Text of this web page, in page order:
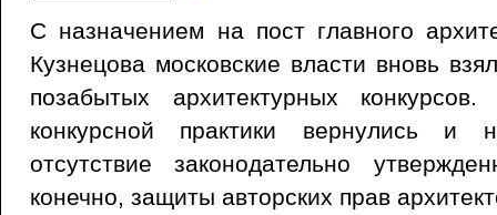
С назначением на пост главного
Кузнецова московские власти вновь
позабытых архитектурных
конкурсной практики вернулись и
отсутствие законодательно
конечно, защиты авторских прав